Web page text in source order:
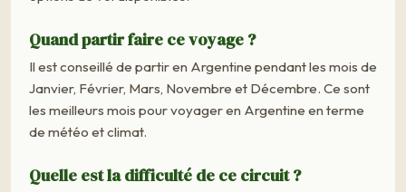
Quand partir faire ce voyage ?
Il est conseillé de partir en Argentine pendant les mois de
Janvier, Février, Mars, Novembre et Décembre. Ce sont
les meilleurs mois pour voyager en Argentine en terme
de météo et climat.
Quelle est la difficulté de ce circuit ?